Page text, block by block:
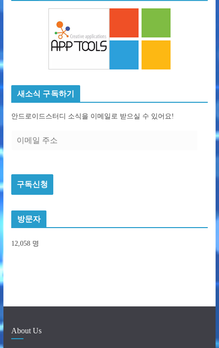
새소식 구독하기
안드로이드스터디 소식을 이메일로 받으실 수 있어요!
주
소구독신청
방문자
12,058 명
About Us